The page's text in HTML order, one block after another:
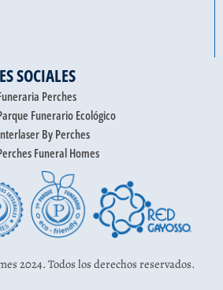
SOCIALES
Perches
Funerario Ecológico
By Perches
Funeral Homes
2024. Todos los derechos reservados.